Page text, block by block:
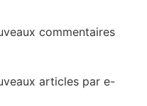
commentaires
articles par e-